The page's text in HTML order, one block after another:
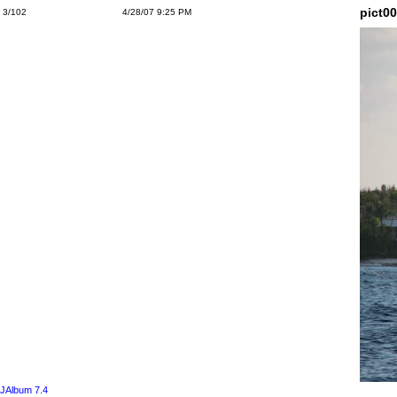
3/102 4/28/07 9:25 PM
JAlbum 7.4